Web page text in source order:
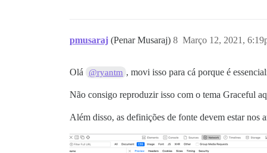
pmusaraj (Penar Musaraj) Março 12, 2021,
8
Olá @ryantm , movi isso para cá porque é
Não consigo reproduzir isso com o tema Graceful
Além disso, as definições de fonte devem estar nos